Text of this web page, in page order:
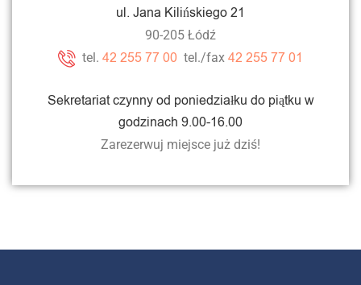
ul. Jana Kilińskiego 21
90-205 Łódź
tel. 42 255 77 00 tel./fax 42 255 77 01
Sekretariat czynny od poniedziałku do piątku w
godzinach 9.00-16.00
Zarezerwuj miejsce już dziś!